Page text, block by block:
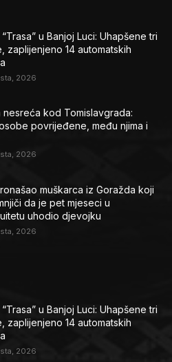
u Banjoj Luci: Uhapšene tri
zaplijenjeno 14 automatskih
2026
nesreća kod Tomislavgrada:
povrijeđene, među njima i
2026
muškarca iz Goražda koji
da je pet mjeseci u
uhodio djevojku
2026
u Banjoj Luci: Uhapšene tri
zaplijenjeno 14 automatskih
2026